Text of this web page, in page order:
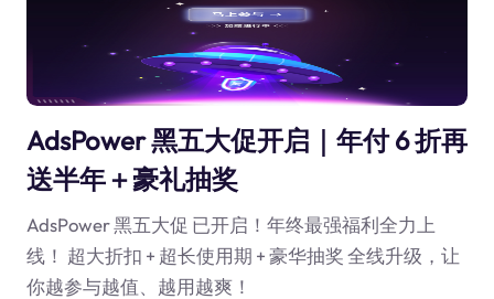
AdsPower 黑五大促开启｜年付 6 折再
送半年＋豪礼抽奖
AdsPower 黑五大促 已开启！年终最强福利全力上
线！ 超大折扣 + 超长使用期 + 豪华抽奖 全线升级，让
你越参与越值、越用越爽！